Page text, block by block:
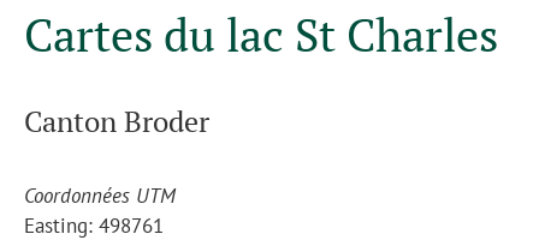
Cartes du lac St Charles
Canton Broder
Coordonnées UTM
Easting: 498761